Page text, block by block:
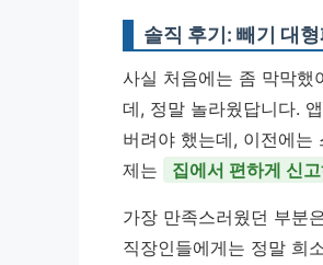
솔직 후기: 빼기 대
사실 처음에는 좀 막막했
데, 정말 놀라웠답니다.
버려야 했는데, 이전에는
제는
집에서 편하게 신
가장 만족스러웠던 부분
직장인들에게는 정말 희